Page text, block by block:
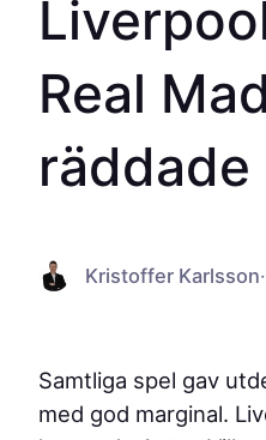
Real
räddade
Kristoffer Karlsson·
Samtliga spel gav
med god marginal.